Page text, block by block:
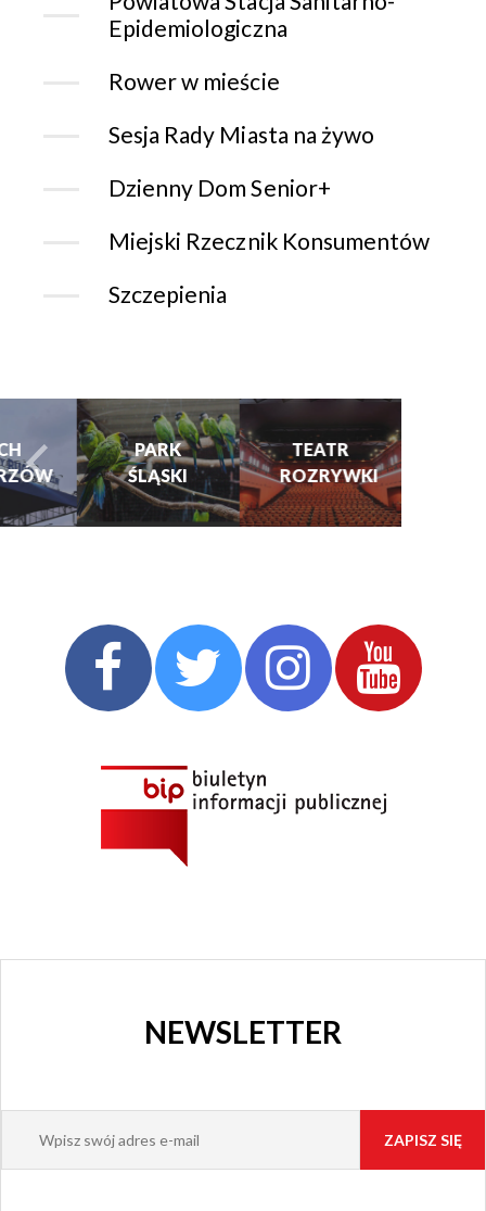
Epidemiologiczna
Rower w mieście
Sesja Rady Miasta na żywo
Dzienny Dom Senior+
Miejski Rzecznik Konsumentów
Szczepienia
PARK
ŚLĄSKI
TEATR
ROZRYWKI
CENTRUM
KULTURY
I KINO
GRAJFKA
turysta.Previous
NEWSLETTER